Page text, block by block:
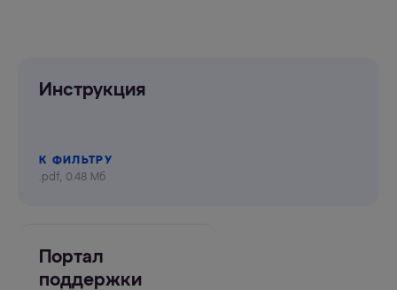
Инструкция
К ФИЛЬТРУ
.pdf, 0.48 Мб
Портал
поддержки